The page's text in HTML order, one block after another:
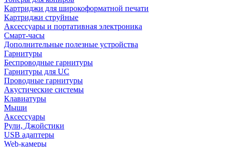
Картриджи для широкоформатной печати
Картриджи струйные
Аксессуары и портативная электроника
Смарт-часы
Дополнительные полезные устройства
Гарнитуры
Беспроводные гарнитуры
Гарнитуры для UC
Проводные гарнитуры
Акустические системы
Клавиатуры
Мыши
Аксессуары
Рули, Джойстики
USB адаптеры
Web-камеры